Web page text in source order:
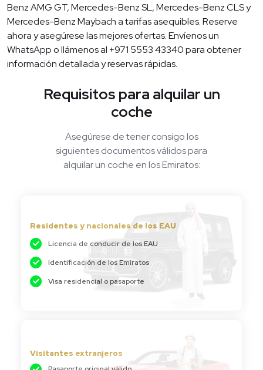
Benz AMG GT, Mercedes-Benz SL, Mercedes-Benz CLS y
Mercedes-Benz Maybach a tarifas asequibles. Reserve
ahora y asegúrese las mejores ofertas. Envíenos un
WhatsApp o llámenos al +971 5553 43340 para obtener
información detallada y reservas rápidas.
Requisitos para alquilar un
coche
Asegúrese de tener consigo los
siguientes documentos válidos para
alquilar un coche en los Emiratos:
Residentes y nacionales de los EAU
Licencia de conducir de los EAU
Identificación de los Emiratos
Visa residencial o pasaporte
Visitantes extranjeros